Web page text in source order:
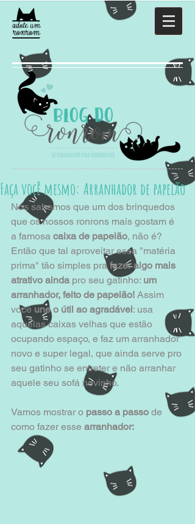
Faça você mesmo: Arranhador de papelão
Nós sabemos que um dos brinquedos
que os nossos ronrons mais gostam é
a famosa caixa de papelão, não é?
Então que tal aproveitar essa "matéria
prima" tão simples pra fazer algo mais
atrativo ainda pro seu gatinho: um
arranhador, feito de papelão! Assim
você une o útil ao agradável: usa
aquelas caixas velhas que estão
ocupando espaço, e faz um arranhador
novo e super legal, que ainda serve pro
seu gatinho se entreter e não arranhar
aquele seu sofá novinho.
Vamos mostrar o passo a passo de
como fazer esse arranhador: